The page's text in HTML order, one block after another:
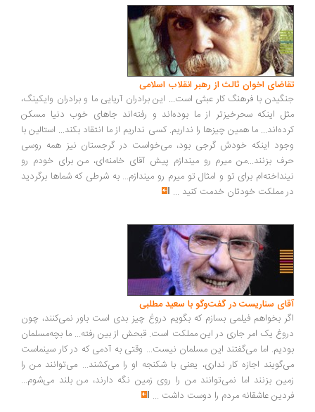
اخوان ثالث از رهبر انقلاب اسلامی
با فرهنگ کار عبثی است... این برادران آریایی ما و برادران وایکینگ،
اینکه سحرخیزتر از ما بوده‌اند و رفته‌اند جاهای خوب دنیا مسکن
ما همین چیزها را نداریم. کسی نداریم از ما انتقاد بکند... استالین با
اینکه خودش گرجی بود، می‌خواست در گرجستان نیز همه روسی
بزنند...من میرم رو میندازم پیش آقای خامنه‌ای، من برای خودم رو
برای تو و امثال تو میرم رو میندازم... به شرطی که شماها برگردید
مملکت خودتان خدمت کنید...
سناریست در گفت‌وگو با سعید مطلبی
بخواهم فیلمی بسازم که بگویم دروغ چیز بدی است باور نمی‌کنند، چون
یک امر جاری در این مملکت است. قبحش از بین رفته... ما بچه‌مسلمان
اما می‌گفتند این مسلمان نیست... وقتی به آدمی که در کار سینماست
اجازه کار نداری، یعنی با شکنجه او را می‌کشند... می‌توانند من را
بزنند اما نمی‌توانند من را روی زمین نگه دارند، من بلند می‌شوم...
عاشقانه مردم را دوست داشت ...